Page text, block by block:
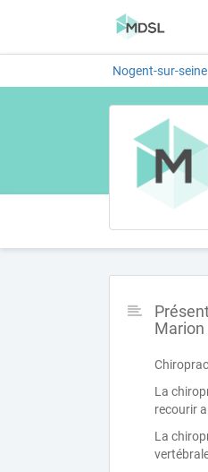
Nogent-sur-seine
Marion
La
recourir
La